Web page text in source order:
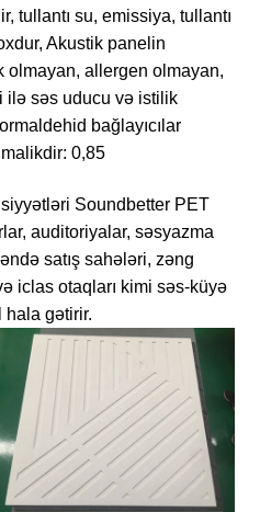
tullantı su, emissiya, tullantı
Akustik panelin
olmayan, allergen olmayan,
ilə səs uducu və istilik
bağlayıcılar
0,85
Soundbetter PET
auditoriyalar, səsyazma
satış sahələri, zəng
iclas otaqları kimi səs-küyə
hala gətirir.